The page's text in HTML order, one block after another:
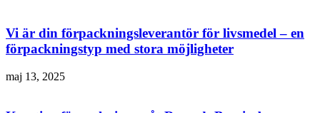
Vi är din förpackningsleverantör för livsmedel – en
förpackningstyp med stora möjligheter
maj 13, 2025